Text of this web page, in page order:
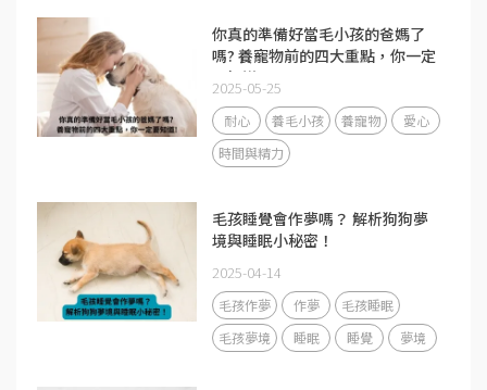
你真的準備好當毛小孩的爸媽了
嗎? 養寵物前的四大重點，你一定
要知道!
2025-05-25
耐心 養毛小孩 養寵物
愛心
時間與精力
毛孩睡覺會作夢嗎？ 解析狗狗夢
境與睡眠小秘密！
2025-04-14
毛孩作夢 作夢
毛孩睡眠
毛孩夢境
睡眠 睡覺 夢境